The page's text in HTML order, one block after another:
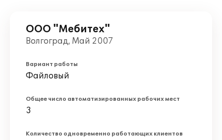
ООО "Мебитех"
Волгоград, Май 2007
Вариант работы
Файловый
Общее число автоматизированных рабочих мест
3
Количество одновременно работающих клиентов